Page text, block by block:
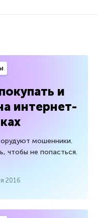
и
интернет-
мошенники.
чтобы не попасться.
2016